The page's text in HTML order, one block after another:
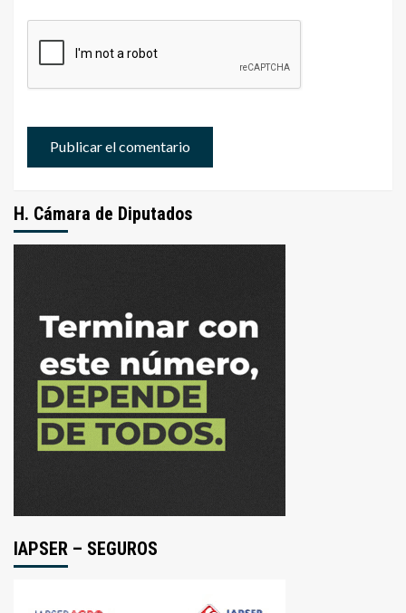
H. Cámara de Diputados
IAPSER – SEGUROS